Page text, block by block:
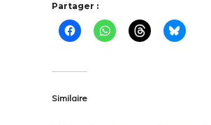
Partager :
Similaire